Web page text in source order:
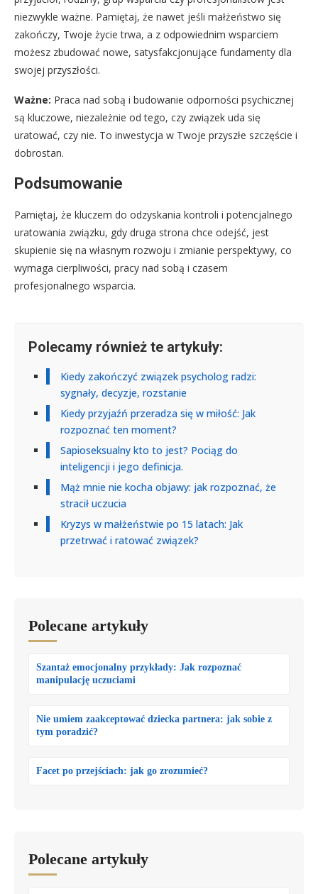
niezwykle ważne. Pamiętaj, że nawet jeśli małżeństwo się
zakończy, Twoje życie trwa, a z odpowiednim wsparciem
możesz zbudować nowe, satysfakcjonujące fundamenty dla
swojej przyszłości.
Ważne: Praca nad sobą i budowanie odporności psychicznej
są kluczowe, niezależnie od tego, czy związek uda się
uratować, czy nie. To inwestycja w Twoje przyszłe szczęście i
dobrostan.
Podsumowanie
Pamiętaj, że kluczem do odzyskania kontroli i potencjalnego
uratowania związku, gdy druga strona chce odejść, jest
skupienie się na własnym rozwoju i zmianie perspektywy, co
wymaga cierpliwości, pracy nad sobą i czasem
profesjonalnego wsparcia.
Polecamy również te artykuły:
Kiedy zakończyć związek psycholog radzi:
sygnały, decyzje, rozstanie
Kiedy przyjaźń przeradza się w miłość: Jak
rozpoznać ten moment?
Sapioseksualny kto to jest? Pociąg do
inteligencji i jego definicja.
Mąż mnie nie kocha objawy: jak rozpoznać, że
stracił uczucia
Kryzys w małżeństwie po 15 latach: Jak
przetrwać i ratować związek?
Polecane artykuły
Szantaż emocjonalny przykłady: Jak rozpoznać
manipulację uczuciami
Nie umiem zaakceptować dziecka partnera: jak sobie z
tym poradzić?
Facet po przejściach: jak go zrozumieć?
Polecane artykuły